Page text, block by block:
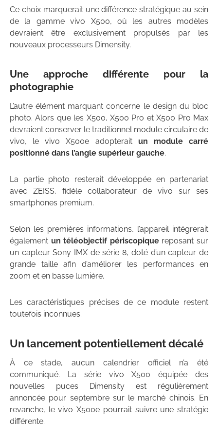
Ce choix marquerait une différence stratégique au sein
de la gamme vivo X500, où les autres modèles
devraient être exclusivement propulsés par les
nouveaux processeurs Dimensity.
Une approche différente pour la
photographie
L’autre élément marquant concerne le design du bloc
photo. Alors que les X500, X500 Pro et X500 Pro Max
devraient conserver le traditionnel module circulaire de
vivo, le vivo X500e adopterait un module carré
positionné dans l’angle supérieur gauche.
La partie photo resterait développée en partenariat
avec ZEISS, fidèle collaborateur de vivo sur ses
smartphones premium.
Selon les premières informations, l’appareil intégrerait
également un téléobjectif périscopiquereposant sur
un capteur Sony IMX de série 8, doté d’un capteur de
grande taille afin d’améliorer les performances en
zoom et en basse lumière.
Les caractéristiques précises de ce module restent
toutefois inconnues.
Un lancement potentiellement décalé
À ce stade, aucun calendrier officiel n’a été
communiqué. La série vivo X500 équipée des
nouvelles puces Dimensity est régulièrement
annoncée pour septembre sur le marché chinois. En
revanche, le vivo X500e pourrait suivre une stratégie
différente.